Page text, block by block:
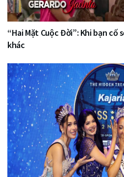
“Hai Mặt Cuộc Đời”: Khi bạn cố
khác